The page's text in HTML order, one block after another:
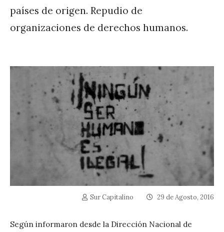
países de origen. Repudio de
organizaciones de derechos humanos.
Sur Capitalino 29 de Agosto, 2016
Según informaron desde la Dirección Nacional de